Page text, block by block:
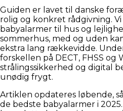
Guiden er lavet til danske
rolig og konkret rådgivning.
babyalarmer til hus og
sommerhus, med og uden
ekstra lang rækkevidde.
forskellen på DECT, FHSS og
strålingssikkerhed og digital
unødig frygt.
Artiklen opdateres løbende,
de bedste babyalarmer i